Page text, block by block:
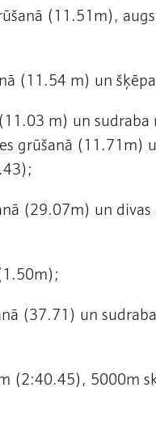
(11.51m),
(11.54 m) un
m) un
grūšanā (11.71m)
(29.07m) un
(37.71) un
(2:40.45), 5000m